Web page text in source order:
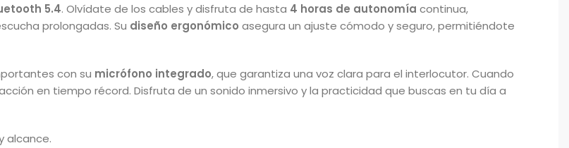
5.4. Olvídate de los cables y disfruta de hasta 4 horas de autonomía continua,
prolongadas. Su diseño ergonómico asegura un ajuste cómodo y seguro, permitiéndote
con su micrófono integrado, que garantiza una voz clara para el interlocutor. Cuando
en tiempo récord. Disfruta de un sonido inmersivo y la practicidad que buscas en tu día a
alcance.